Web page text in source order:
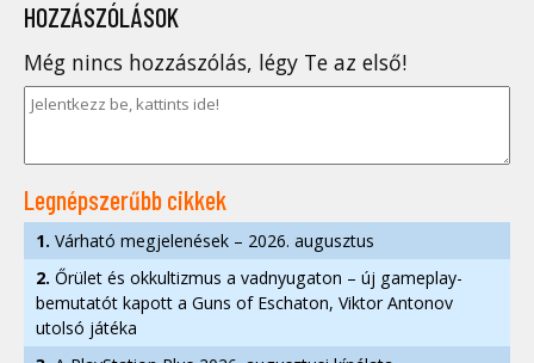
HOZZÁSZÓLÁSOK
Még nincs hozzászólás, légy Te az első!
Legnépszerűbb cikkek
1. Várható megjelenések – 2026. augusztus
2. Őrület és okkultizmus a vadnyugaton – új gameplay-
bemutatót kapott a Guns of Eschaton, Viktor Antonov
utolsó játéka